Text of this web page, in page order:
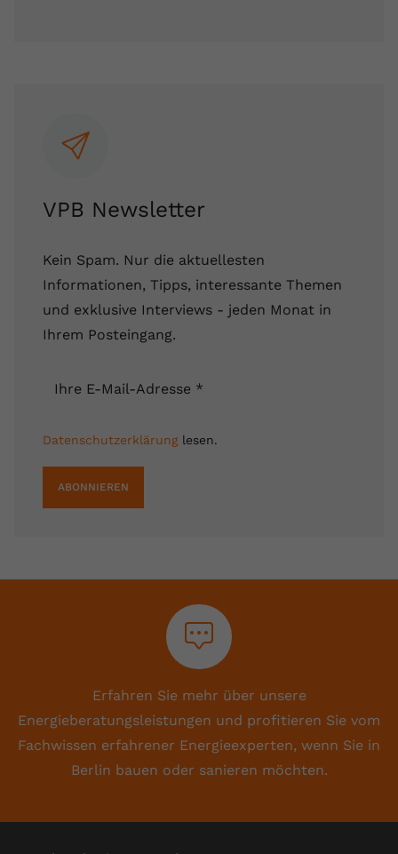
VPB Newsletter
Kein Spam. Nur die aktuellesten
Informationen, Tipps, interessante Themen
und exklusive Interviews - jeden Monat in
Ihrem Posteingang.
Ihre E-Mail-Adresse *
Datenschutzerklärunglesen.
ABONNIEREN
Erfahren Sie mehr über unsere
Energieberatungsleistungen und profitieren Sie vom
Fachwissen erfahrener Energieexperten, wenn Sie in
Berlin bauen oder sanieren möchten.